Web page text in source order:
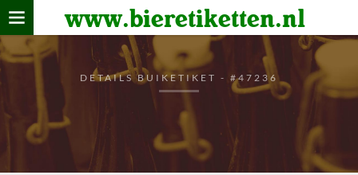
www.bieretiketten.nl
Home
verzamelen
De bierkaart
Bezoekers
DETAILS BUIKETIKET - #47236